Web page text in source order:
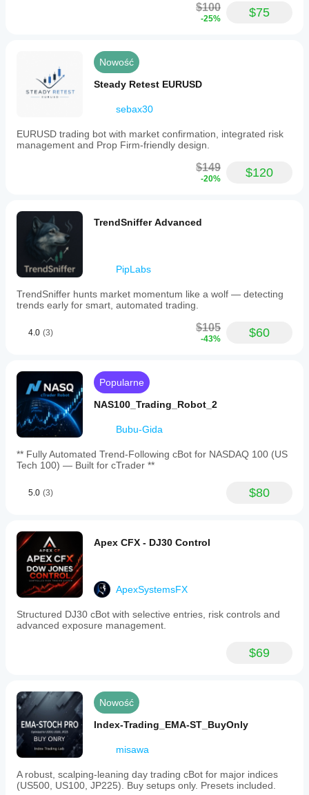
position
open,
it
automatically
Take
Profit
levels
and
activates
a
swing-
based
trailing
the
into
profit.
Key
features
include
multi-
timeframe
alignment,
configurable
and
spread
protection,
fixed-
lot
execution
for
consistent
sizing,
and
bot
is
suited
for
traders
seeking
a
technically
filtered
$100
-25% $75
Nowość
Steady Retest EURUSD
sebax30
EURUSD trading bot with market confirmation, integrated risk
management and Prop Firm-friendly design.
$149
-20% $120
TrendSniffer Advanced
PipLabs
TrendSniffer hunts market momentum like a wolf — detecting
trends early for smart, automated trading.
4.0 (3) $105
-43% $60
Popularne
NAS100_Trading_Robot_2
Bubu-Gida
** Fully Automated Trend-Following cBot for NASDAQ 100 (US
Tech 100) — Built for cTrader **
5.0 (3) $80
Apex CFX - DJ30 Control
ApexSystemsFX
Structured DJ30 cBot with selective entries, risk controls and
advanced exposure management.
$69
Nowość
Index-Trading_EMA-ST_BuyOnly
misawa
A robust, scalping-leaning day trading cBot for major indices
(US500, US100, JP225). Buy setups only. Presets included.